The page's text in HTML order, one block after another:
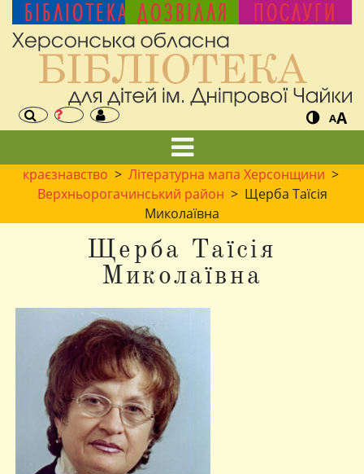
БІБЛІОТЕКА ДОЗВІЛЛЯ ПОСЛУГИ
AA
краєзнавство > Літературна мапа Херсонщини >
Верхньорогачинський район > Щерба Таїсія
Миколаївна
Щерба Таїсія
Миколаївна